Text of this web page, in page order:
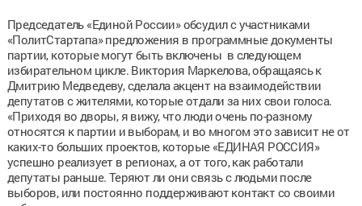
Председатель «Единой России» обсудил с участниками
«ПолитСтартапа» предложения в программные документы
партии, которые могут быть включены в следующем
избирательном цикле. Виктория Маркелова, обращаясь к
Дмитрию Медведеву, сделала акцент на взаимодействии
депутатов с жителями, которые отдали за них свои голоса.
«Приходя во дворы, я вижу, что люди очень по-разному
относятся к партии и выборам, и во многом это зависит не от
каких-то больших проектов, которые «ЕДИНАЯ РОССИЯ»
успешно реализует в регионах, а от того, как работали
депутаты раньше. Теряют ли они связь с людьми после
выборов, или постоянно поддерживают контакт со своими